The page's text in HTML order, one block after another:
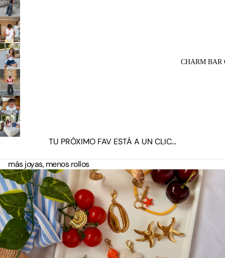
CHARM BAR
TU PRÓXIMO FAV ESTÁ A UN CLIC...
más joyas, menos rollos